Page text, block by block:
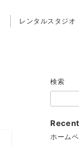
レンタルスタジオ
検索
ホーム